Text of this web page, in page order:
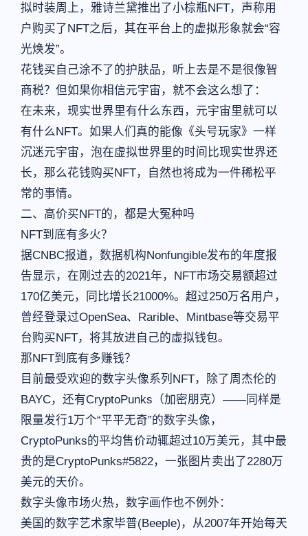
拟时装周上，雅诗兰黛推出了小棕瓶NFT，声称用
户购买了NFT之后，其在平台上的虚拟形象就会“容
光焕发”。
花钱买自己涂不了的护肤品，听上去是不是很像智
商税？但如果你相信元宇宙，就不会这么想了：
在未来，现实世界里有什么东西，元宇宙里就可以
有什么NFT。如果人们真的能像《头号玩家》一样
沉迷元宇宙，泡在虚拟世界里的时间比现实世界还
长，那么花钱购买NFT，自然也将成为一件稀松平
常的事情。
二、高价买NFT的，都是大冤种吗
NFT到底有多火？
据CNBC报道，数据机构Nonfungible发布的年度报
告显示，在刚过去的2021年，NFT市场交易额超过
170亿美元，同比增长21000%。超过250万名用户，
曾经登录过OpenSea、Rarible、Mintbase等交易平
台购买NFT，将其放进自己的虚拟钱包。
那NFT到底有多赚钱？
目前最受欢迎的数字头像系列NFT，除了周杰伦的
BAYC，还有CryptoPunks（加密朋克）——同样是
限量发行1万个“平平无奇”的数字头像，
CryptoPunks的平均售价动辄超过10万美元，其中最
贵的是CryptoPunks#5822，一张图片卖出了2280万
美元的天价。
数字头像市场火热，数字画作也不例外：
美国的数字艺术家毕普(Beeple)，从2007年开始每天